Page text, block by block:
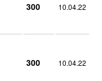
300 10.04.22
300 10.04.22